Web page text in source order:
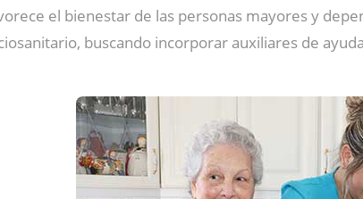
el bienestar de las personas mayores y
buscando incorporar auxiliares de